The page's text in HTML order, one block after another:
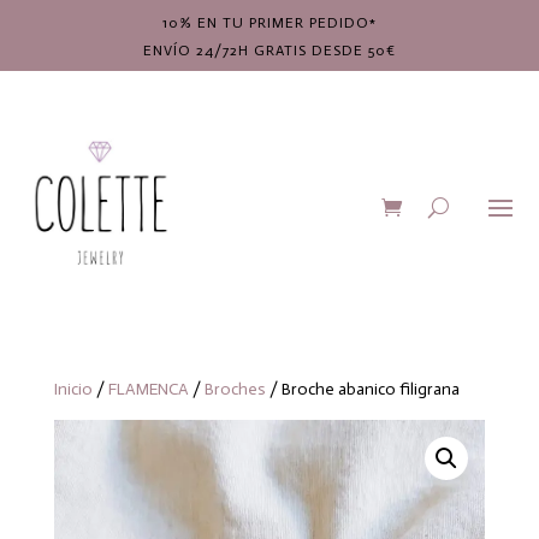
10% EN TU PRIMER PEDIDO*
ENVÍO 24/72H GRATIS DESDE 50€
Inicio / FLAMENCA / Broches / Broche abanico filigrana